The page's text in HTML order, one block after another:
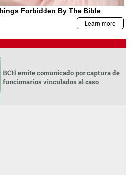
BCH emite comunicado por captura de
funcionarios vinculados al caso